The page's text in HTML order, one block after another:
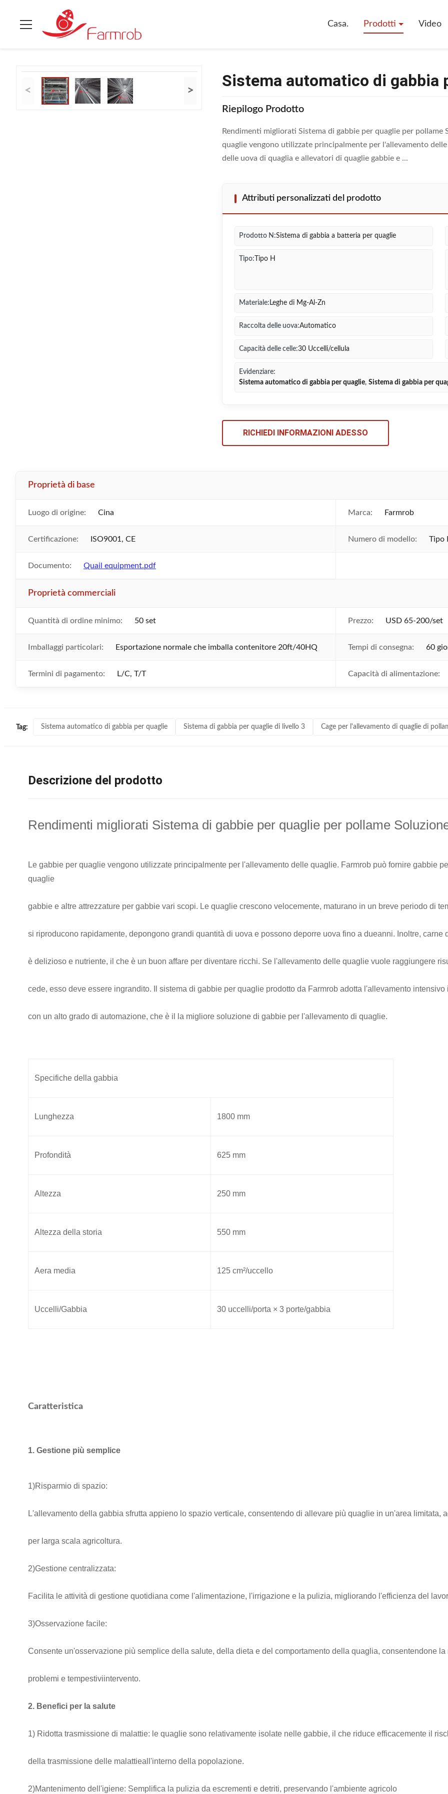
Casa. Prodotti Video
prodotti
< >
Sistema automatico di gabbia
Riepilogo Prodotto
Rendimenti migliorati Sistema di gabbie per quaglie per
quaglie vengono utilizzate principalmente per l'allevamento
delle uova di quaglia e allevatori di quaglie gabbie e ...
Attributi personalizzati del prodotto
Prodotto N:Sistema di gabbia a batteria per quaglie
Tipo: Tipo H
Materiale: Leghe di Mg-Al-Zn
Raccolta delle uova:Automatico
Capacità delle celle:30 Uccelli/cellula
Evidenziare:
Sistema automatico di gabbia per quaglie, Sistema di gabbia per
RICHIEDI INFORMAZIONI ADESSO
Proprietà di base
Luogo di origine: Cina Marca: Farmrob
Certificazione: ISO9001, CE Numero di modello: Tipo
Documento: Quail equipment.pdf
Proprietà commerciali
Quantità di ordine minimo: 50 set Prezzo: USD 65-200/set
Imballaggi particolari: Esportazione normale che imballa contenitore 20ft/40HQ Tempi di consegna: 60
Termini di pagamento: L/C, T/T Capacità di alimentazione:
Tag: Sistema automatico di gabbia per quaglie Sistema di gabbia per quaglie di livello 3 Cage per l'allevamento di quaglie di
Descrizione del prodotto
Rendimenti migliorati Sistema di gabbie per quaglie per pollame
Le gabbie per quaglie vengono utilizzate principalmente per l'allevamento delle quaglie. Farmrob può fornire gabbie
quaglie
gabbie e altre attrezzature per gabbie vari scopi. Le quaglie crescono velocemente, maturano in un breve periodo di
si riproducono rapidamente, depongono grandi quantità di uova e possono deporre uova fino a dueanni. Inoltre, carne
è delizioso e nutriente, il che è un buon affare per diventare ricchi. Se l'allevamento delle quaglie vuole raggiungere
cede, esso deve essere ingrandito. Il sistema di gabbie per quaglie prodotto da Farmrob adotta l'allevamento intensivo
con un alto grado di automazione, che è il la migliore soluzione di gabbie per l'allevamento di quaglie.
Specifiche della gabbia
Lunghezza 1800 mm
Profondità 625 mm
Altezza 250 mm
Altezza della storia 550 mm
Aera media 125 cm²/uccello
Uccelli/Gabbia 30 uccelli/porta × 3 porte/gabbia
Caratteristica
1. Gestione più semplice
1)Risparmio di spazio:
L'allevamento della gabbia sfrutta appieno lo spazio verticale, consentendo di allevare più quaglie in un'area limitata,
per larga scala agricoltura.
2)Gestione centralizzata:
Facilita le attività di gestione quotidiana come l'alimentazione, l'irrigazione e la pulizia, migliorando l'efficienza del
3)Osservazione facile:
Consente un'osservazione più semplice della salute, della dieta e del comportamento della quaglia, consentendone
problemi e tempestiviintervento.
2. Benefici per la salute
1) Ridotta trasmissione di malattie: le quaglie sono relativamente isolate nelle gabbie, il che riduce efficacemente il
della trasmissione delle malattieall'interno della popolazione.
2)Mantenimento dell'igiene: Semplifica la pulizia da escrementi e detriti, preservando l'ambiente agricolo